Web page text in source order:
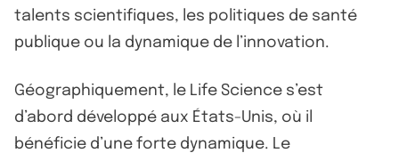
talents scientifiques, les politiques de santé
publique ou la dynamique de l’innovation.
Géographiquement, le Life Science s’est
d’abord développé aux États-Unis, où il
bénéficie d’une forte dynamique. Le